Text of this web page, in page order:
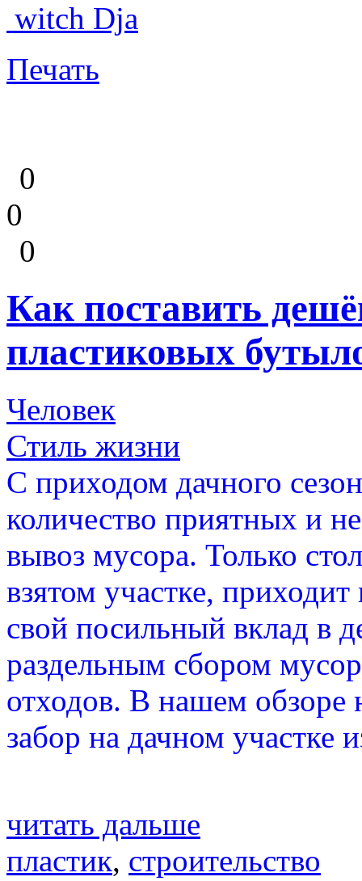
witch Dja
Печать
0
0
0
Как поставить
пластиковых
Человек
Стиль жизни
С приходом дачного
количество приятных и
вывоз мусора. Только
взятом участке,
свой посильный вклад в
раздельным сбором
отходов. В нашем обзоре
забор на дачном участке
читать дальше
пластик, строительство